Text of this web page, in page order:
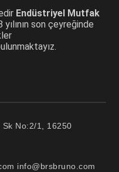
Endüstriyel Mutfak
son çeyreğinde
Sk No:2/1, 16250
info@brsbruno.com